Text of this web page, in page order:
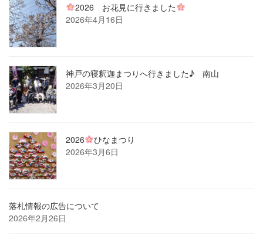
2026 お花見に行きました
2026年4月16日
神戸の寝釈迦まつりへ行きました♪ 南山
2026年3月20日
2026
ひなまつり
2026年3月6日
落札情報の広告について
2026年2月26日